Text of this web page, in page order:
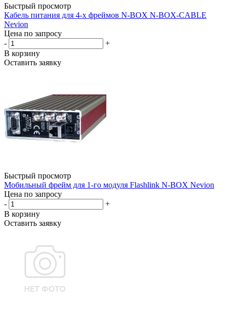
Быстрый просмотр
Кабель питания для 4-х фреймов N-BOX N-BOX-CABLE
Nevion
Цена по запросу
-
+
В корзину
Оставить заявку
Быстрый просмотр
Мобильный фрейм для 1-го модуля Flashlink N-BOX Nevion
Цена по запросу
-
+
В корзину
Оставить заявку